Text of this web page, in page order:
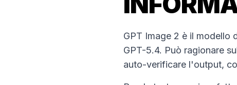
GPT Image 2 è il modello
GPT-5.4. Può ragionare
auto-verificare l'output,